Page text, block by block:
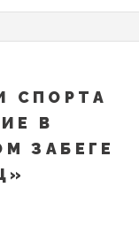
СПОРТА
В
ЗАБЕГЕ